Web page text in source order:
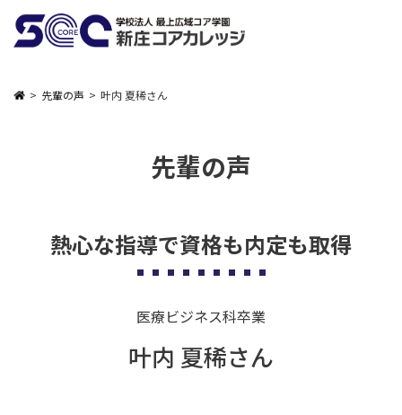
先輩の声 叶内 夏稀さん
先輩の声
熱心な指導で資格も内定も取得
医療ビジネス科卒業
叶内 夏稀さん